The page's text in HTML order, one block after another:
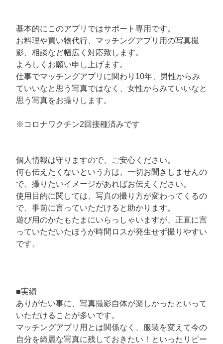
基本的にこのアプリではサポート専用です。
お料理や買い物代行、マッチングアプリ用の写真撮
影、相談など幅広く対応致します。
よろしくお願い申し上げます。
仕事でマッチングアプリに関わり10年、男性からみ
ていいなと思う写真ではなく、女性からみていいなと
思う写真をお撮りします。
※コロナワクチン2回接種済みです
個人情報は守りますので、ご安心ください。
何も伝えたくないという方は、一切お聞きしませんの
で、撮りたいイメージがあればお伝えください。
使用目的に関しては、写真の撮り方が変わってくるの
で、事前に言っていただけると助かります。
遊び用のかたもたまにいらっしゃいますが、正直に言
っていただいたほうが時間ロスが発生せず撮りやすい
です。
■実績
ありがたい事に、写真撮影自体が楽しかったといって
いただけることが多いです。
マッチングアプリ用とは関係なく、服装を変えて今の
自分を綺麗な写真に残しておきたい！といったリピー